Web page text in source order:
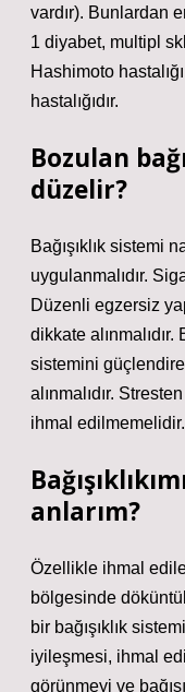
vardır). Bunlardan
1 diyabet, multipl
Hashimoto
hastalığıdır.
Bozulan
düzelir?
Bağışıklık sistemi
uygulanmalıdır.
Düzenli egzersiz
dikkate alınmalıdır.
sistemini
alınmalıdır.
ihmal edilmemelidir.
anlarım?
Özellikle ihmal
bölgesinde
bir bağışıklık
iyileşmesi, ihmal
görünmeyi ve